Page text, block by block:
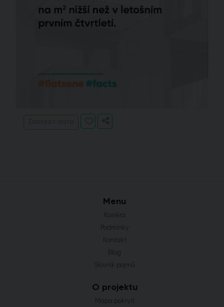
Menu
Kariéra
Podmínky
Kontakt
Blog
Slovník pojmů
O projektu
Mapa pokrytí